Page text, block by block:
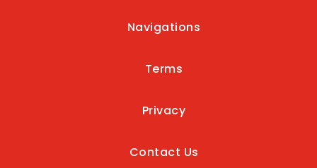
Navigations
Terms
Privacy
Contact Us